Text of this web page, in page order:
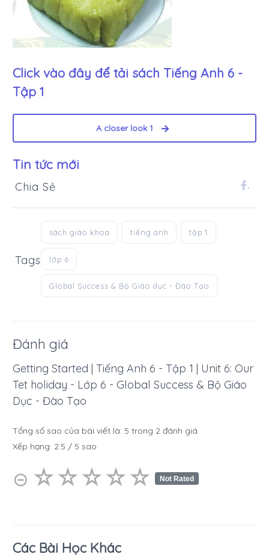
Click vào đây để tải sách Tiếng Anh 6 -
Tập 1
A closer look 1
Tin tức mới
Chia Sẻ .
Tags
sách giáo khoa tiếng anh tập 1
lớp 6
Global Success & Bộ Giáo dục - Đào Tạo
Đánh giá
Getting Started | Tiếng Anh 6 - Tập 1 | Unit 6: Our
Tet holiday - Lớp 6 - Global Success & Bộ Giáo
Dục - Đào Tạo
Tổng số sao của bài viết là: 5 trong 2 đánh giá
Xếp hạng: 2.5 / 5 sao
⊝ ☆☆☆☆☆
★★★★★ Not Rated
Các Bài Học Khác